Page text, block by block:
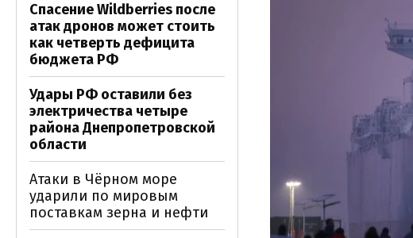
Спасение Wildberries после
атак дронов может стоить
как четверть дефицита
бюджета РФ
Удары РФ оставили без
электричества четыре
района Днепропетровской
области
Атаки в Чёрном море
ударили по мировым
поставкам зерна и нефти